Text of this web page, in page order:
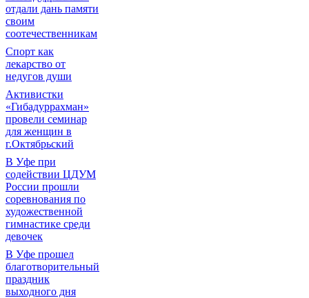
отдали дань памяти
своим
соотечественникам
Спорт как
лекарство от
недугов души
Активистки
«Гибадуррахман»
провели семинар
для женщин в
г.Октябрьский
В Уфе при
содействии ЦДУМ
России прошли
соревнования по
художественной
гимнастике среди
девочек
В Уфе прошел
благотворительный
праздник
выходного дня